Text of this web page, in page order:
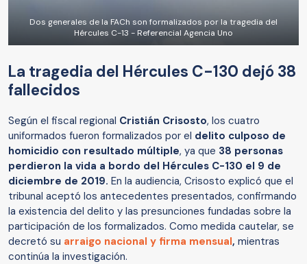
Dos generales de la FACh son formalizados por la tragedia del
Hércules C-13 - Referencial Agencia Uno
La tragedia del Hércules C-130 dejó 38
fallecidos
Según el fiscal regional Cristián Crisosto, los cuatro
uniformados fueron formalizados por el delito culposo de
homicidio con resultado múltiple, ya que 38 personas
perdieron la vida a bordo del Hércules C-130 el 9 de
diciembre de 2019. En la audiencia, Crisosto explicó que el
tribunal aceptó los antecedentes presentados, confirmando
la existencia del delito y las presunciones fundadas sobre la
participación de los formalizados. Como medida cautelar, se
decretó su arraigo nacional y firma mensual, mientras
continúa la investigación.